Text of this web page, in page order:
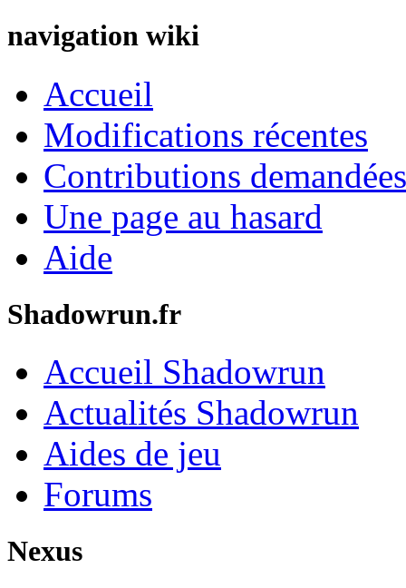
navigation wiki
Accueil
Modifications récentes
Contributions
Une page au hasard
Aide
Shadowrun.fr
Accueil Shadowrun
Actualités Shadowrun
Aides de jeu
Forums
Nexus